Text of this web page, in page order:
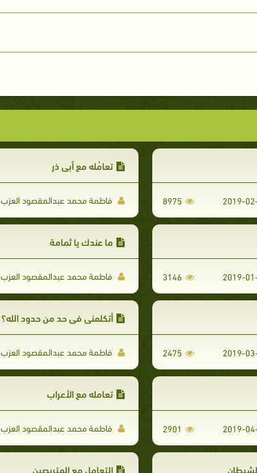
8975
تعامُله مع أبي ذر
فاطمة محمد عبدالمقصود العزب
3146
ما عندك يا ثمامة
فاطمة محمد عبدالمقصود العزب
2475
أتكلمني في حد من حدود الله؟
فاطمة محمد عبدالمقصود العزب
2901
تعامله مع الأعراب
فاطمة محمد عبدالمقصود العزب
التعامل مع المتربصين